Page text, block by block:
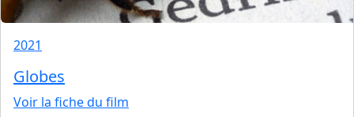
2021
Globes
Voir la fiche du film